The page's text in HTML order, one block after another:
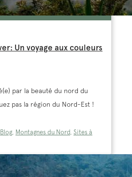
Un voyage aux couleurs
par la beauté du nord du
pas la région du Nord-Est !
Blog Montagnes du Nord Sites à